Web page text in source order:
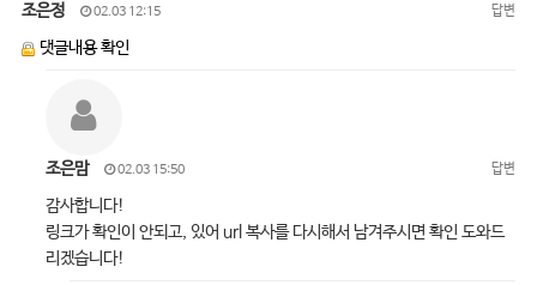
조은정 02.03 12:15 답변
댓글내용 확인
조은맘 02.03 15:50 답변
감사합니다!
링크가 확인이 안되고, 있어 url 복사를 다시해서 남겨주시면 확인 도와드
리겠습니다!